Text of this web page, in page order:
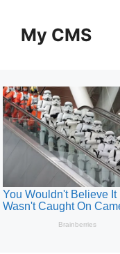
contentMy CMS